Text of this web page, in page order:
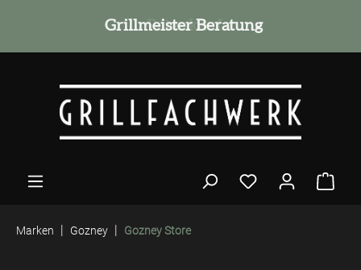
Grillmeister Beratung
Marken | Gozney | Gozney Store